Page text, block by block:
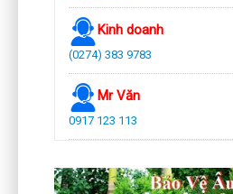
Kinh doanh
(0274) 383 9783
Mr Văn
0917 123 113